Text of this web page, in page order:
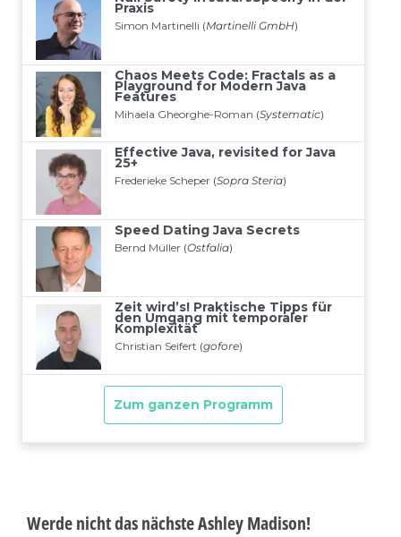
Werde nicht das nächste Ashley Madison!